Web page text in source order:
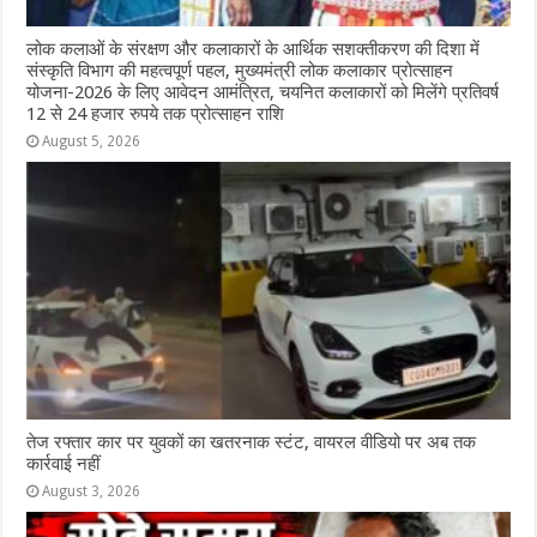
लोक कलाओं के संरक्षण और कलाकारों के आर्थिक सशक्तीकरण की दिशा में
संस्कृति विभाग की महत्वपूर्ण पहल, मुख्यमंत्री लोक कलाकार प्रोत्साहन
योजना-2026 के लिए आवेदन आमंत्रित, चयनित कलाकारों को मिलेंगे प्रतिवर्ष
12 से 24 हजार रुपये तक प्रोत्साहन राशि
August 5, 2026
तेज रफ्तार कार पर युवकों का खतरनाक स्टंट, वायरल वीडियो पर अब तक
कार्रवाई नहीं
August 3, 2026